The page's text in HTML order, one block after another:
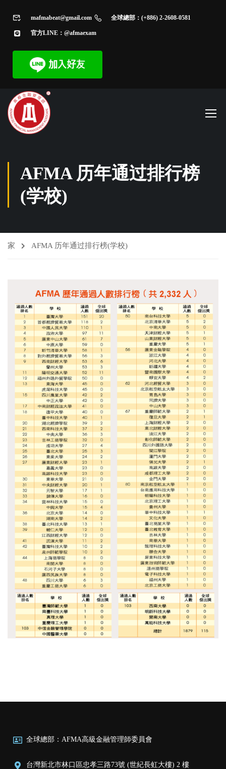
mafmabeat@gmail.com 全球總部：(+886) 2-2608-0581
官方LINE：@afmaexam
AFMA 历年通过排行榜
(学校)
家 AFMA 历年通过排行榜(学校)
全球總部：AFMA高級金融管理師委員會
台灣新北市林口區忠孝三路73號 (世紀長虹大樓) 2 樓